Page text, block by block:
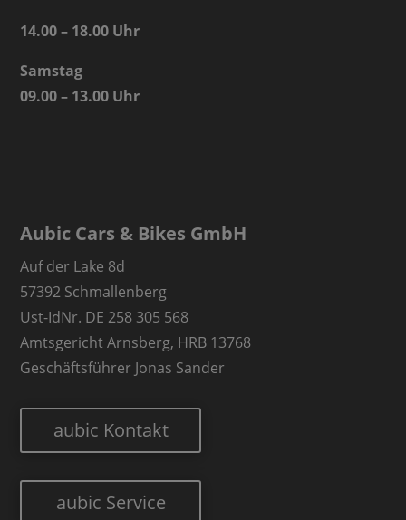
14.00 – 18.00 Uhr
Samstag
09.00 – 13.00 Uhr
Aubic Cars & Bikes GmbH
Auf der Lake 8d
57392 Schmallenberg
Ust-IdNr. DE 258 305 568
Amtsgericht Arnsberg, HRB 13768
Geschäftsführer Jonas Sander
aubic Kontakt
aubic Service